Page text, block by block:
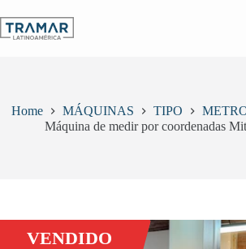
to
content
Home MÁQUINAS TIPO
Máquina de medir por coordenadas
VENDIDO